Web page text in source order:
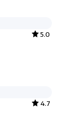
5.0
4.7